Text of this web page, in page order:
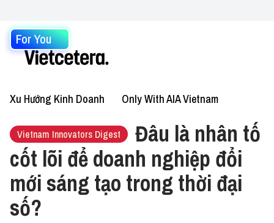
For You
Xu Hướng Kinh Doanh Only With AIA Vietnam
Vietnam Innovators Digest
Đâu là nhân tố
cốt lõi để doanh nghiệp đổi
mới sáng tạo trong thời đại
số?